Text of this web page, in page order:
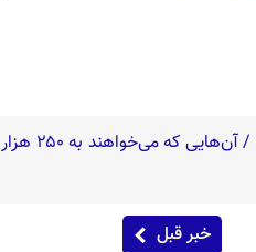
گفته‌های یک روحانی تندرو و ردپای بیش از ۳ یا ۴ جرم جدی امنیتی و کیفری / آن‌هایی که می‌خواهند به ۲۵۰ هزار
خبر قبل